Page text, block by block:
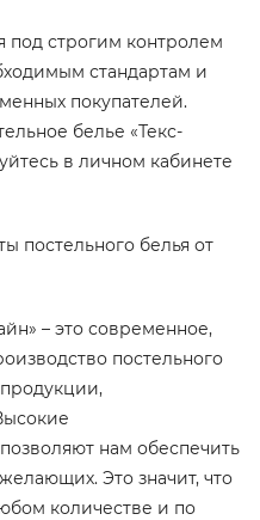
под строгим контролем
стандартам и
покупателей.
белье «Текс-
в личном кабинете
постельного белья от
– это современное,
постельного
нам обеспечить
Это значит, что
количестве и по